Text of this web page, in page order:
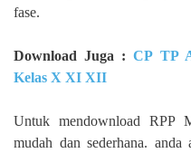
fase.
Download Juga :CP TP
Kelas X XI XII
Untuk mendownload RPP
mudah dan sederhana.